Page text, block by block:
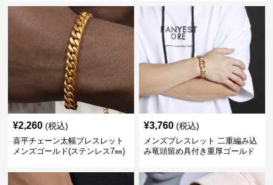
¥2,260 (税込)
喜平チェーン太幅ブレスレット
メンズゴールド(ステンレス7㎜)
¥3,760 (税込)
メンズブレスレット 二重編み込
み竜頭留め具付き重厚ゴールド